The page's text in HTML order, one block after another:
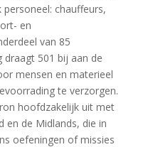
chauffeurs,
en
van 85
draagt 501 bij aan de
mensen en materieel
te verzorgen.
hoofdzakelijk uit met
en de Midlands, die in
oefeningen of missies